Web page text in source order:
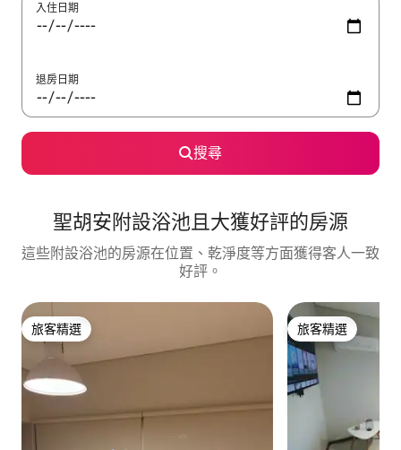
入住日期
退房日期
搜尋
聖胡安附設浴池且大獲好評的房源
這些附設浴池的房源在位置、乾淨度等方面獲得客人一致
好評。
旅客精選
旅客精選 旅客精選
旅客精選